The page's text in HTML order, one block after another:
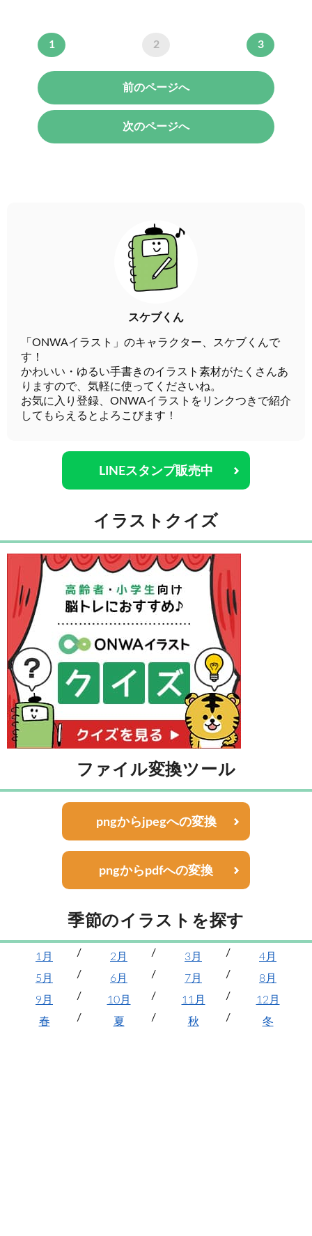
1 2 3
前のページへ
次のページへ
スケブくん
「ONWAイラスト」のキャラクター、スケブくんで
す！
かわいい・ゆるい手書きのイラスト素材がたくさんあ
りますので、気軽に使ってくださいね。
お気に入り登録、ONWAイラストをリンクつきで紹介
してもらえるとよろこびます！
LINEスタンプ販売中
イラストクイズ
ファイル変換ツール
pngからjpegへの変換
pngからpdfへの変換
季節のイラストを探す
1月 2月 3月
4月
5月
6月 7月
8月
9月
10月 11月
12月
春
夏 秋 冬